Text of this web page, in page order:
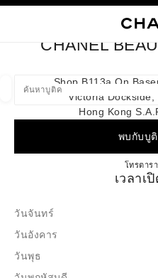
ข้อเสนอจะแสดงอยู่ใต้แถบค้
0 ข้อเสนอที่มีอยู่
ปิดการ์ดบูติก CHANEL BEAUTÉ
CHANEL
Shop B113a On
Victoria Dockside,
Hong Kong
พบกับบูติ
โทรตาร
เวลาเ
วันจันทร์
วันอังคาร
วันพุธ
ตัวกรอง
ตัวกรองผลลัพธ์โดย: